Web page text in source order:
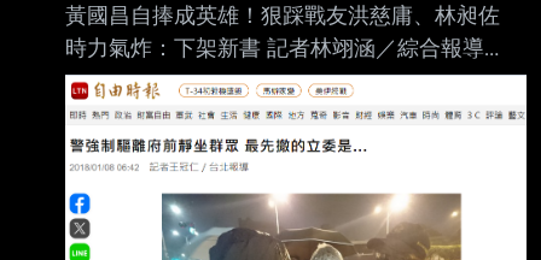
黃國昌自捧成英雄！狠踩戰友洪慈庸、林昶佐
時力氣炸：下架新書 記者林翊涵／綜合報導
2026年6月4日週四 下午5:46 [NOWNEWS今
日新聞] 民眾黨主席黃國昌發表新書《向光前
行》，書中回憶2018年時代力量 反對《勞基
法》修法，於凱達格蘭大道進行抗爭，當自己凌
晨醒來後，卻發現戰友林昶佐 、洪慈庸都已閃
人，最後只剩下他與時任立委的徐永明。然而，